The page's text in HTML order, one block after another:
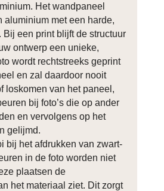
Het wandpaneel
aluminium met een harde,
Bij een print blijft de structuur
ontwerp een unieke,
wordt rechtstreeks geprint
en zal daardoor nooit
loskomen van het paneel,
bij foto’s die op ander
en vervolgens op het
gelijmd.
bij het afdrukken van zwart-
in de foto worden niet
plaatsen de
het materiaal ziet. Dit zorgt